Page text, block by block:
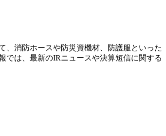
、消防ホースや防災資機材、防護服といった
では、最新のIRニュースや決算短信に関する